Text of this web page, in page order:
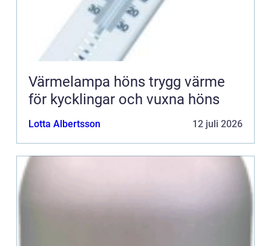
Värmelampa höns trygg värme
för kycklingar och vuxna höns
Lotta Albertsson 12 juli 2026